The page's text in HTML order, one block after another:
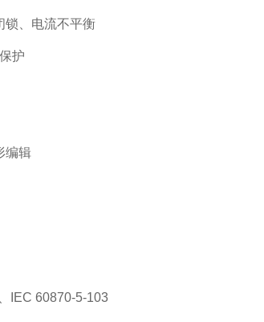
锁、电流不平衡
护
编辑
IEC 60870‑5‑103